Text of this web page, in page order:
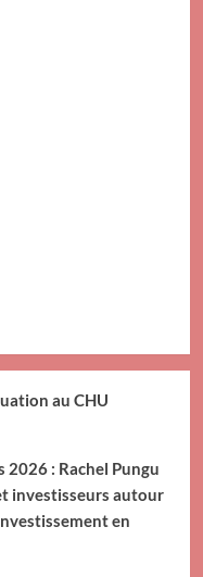
au CHU
2026 : Rachel Pungu
investisseurs autour
en